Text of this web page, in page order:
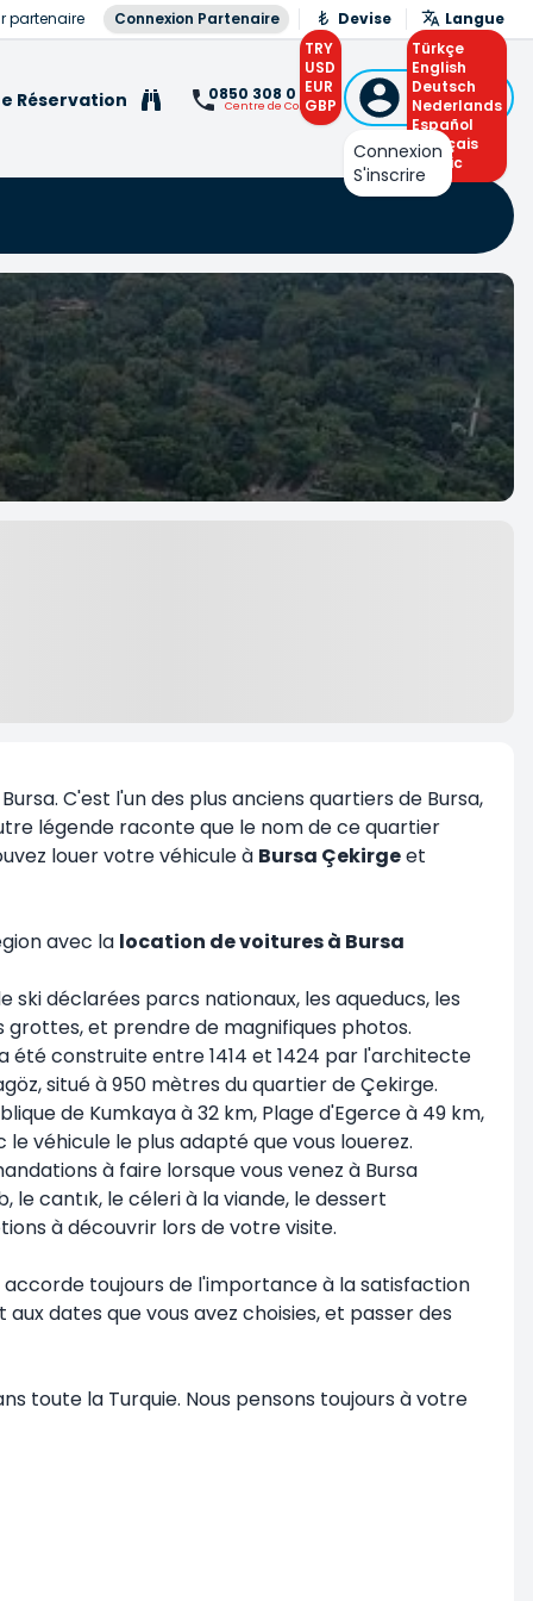
partenaire Connexion Partenaire
Devise
TRY
USD
EUR
GBP
Langue
Türkçe
English
Deutsch
Nederlands
Español
Français
Arabic
Réservation 0850 308 0 308
Centre de Contact
Connexion
ou S'inscrire
Connexion
S'inscrire
C'est l'un des plus anciens quartiers de Bursa,
légende raconte que le nom de ce quartier
louer votre véhicule à Bursa Çekirgeet
avec la location de voitures à Bursa
ski déclarées parcs nationaux, les aqueducs, les
grottes, et prendre de magnifiques photos.
été construite entre 1414 et 1424 par l'architecte
situé à 950 mètres du quartier de Çekirge.
de Kumkaya à 32 km, Plage d'Egerce à 49 km,
véhicule le plus adapté que vous louerez.
à faire lorsque vous venez à Bursa
cantık, le céleri à la viande, le dessert
à découvrir lors de votre visite.
toujours de l'importance à la satisfaction
dates que vous avez choisies, et passer des
toute la Turquie. Nous pensons toujours à votre